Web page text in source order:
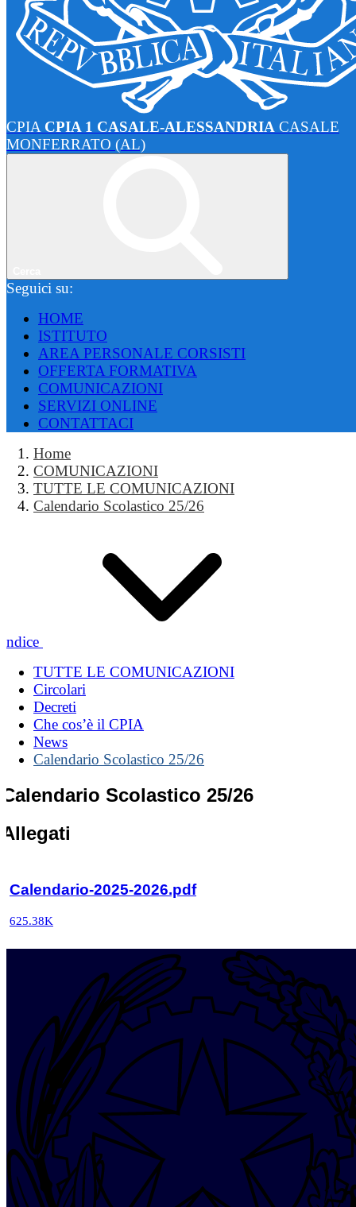
CPIA CPIA 1 CASALE-ALESSANDRIA CASALE
MONFERRATO (AL)
Seguici su:
HOME
ISTITUTO
AREA PERSONALE CORSISTI
OFFERTA FORMATIVA
COMUNICAZIONI
SERVIZI ONLINE
CONTATTACI
Home
COMUNICAZIONI
TUTTE LE COMUNICAZIONI
Calendario Scolastico 25/26
Indice
TUTTE LE COMUNICAZIONI
Circolari
Decreti
Che cos’è il CPIA
News
Calendario Scolastico 25/26
Calendario Scolastico 25/26
Allegati
Calendario-2025-2026.pdf
625.38K